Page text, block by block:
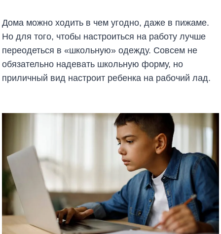
Дома можно ходить в чем угодно, даже в пижаме.
Но для того, чтобы настроиться на работу лучше
переодеться в «школьную» одежду. Совсем не
обязательно надевать школьную форму, но
приличный вид настроит ребенка на рабочий лад.